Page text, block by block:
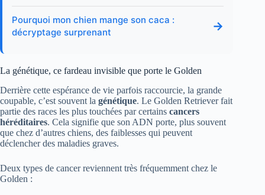
Pourquoi mon chien mange son caca :
décryptage surprenant
→
La génétique, ce fardeau invisible que porte le Golden
Derrière cette espérance de vie parfois raccourcie, la grande
coupable, c’est souvent la génétique. Le Golden Retriever fait
partie des races les plus touchées par certains cancers
héréditaires. Cela signifie que son ADN porte, plus souvent
que chez d’autres chiens, des faiblesses qui peuvent
déclencher des maladies graves.
Deux types de cancer reviennent très fréquemment chez le
Golden :